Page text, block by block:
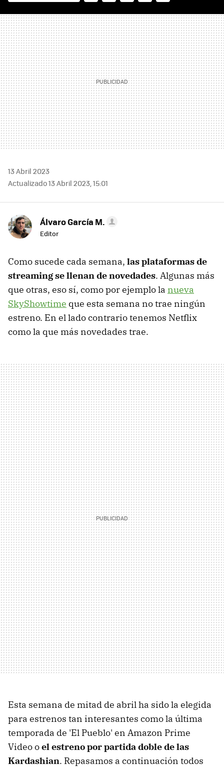
MAIL
13 Abril 2023
Actualizado 13 Abril 2023, 15:01
Álvaro García M.
Editor
Como sucede cada semana, las plataformas de
streaming se llenan de novedades. Algunas más
que otras, eso sí, como por ejemplo la nueva
SkyShowtime que esta semana no trae ningún
estreno. En el lado contrario tenemos Netflix
como la que más novedades trae.
Esta semana de mitad de abril ha sido la elegida
para estrenos tan interesantes como la última
temporada de 'El Pueblo' en Amazon Prime
Video oel estreno por partida doble de las
Kardashian. Repasamos a continuación todos